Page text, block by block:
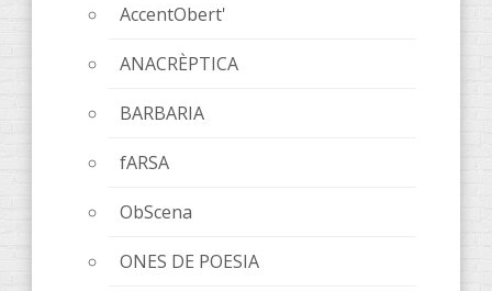
AccentObert'
ANACRÈPTICA
BARBARIA
fARSA
ObScena
ONES DE POESIA